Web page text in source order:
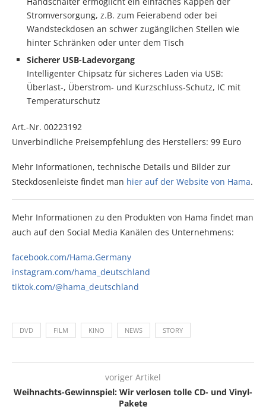
Stromversorgung, z.B. zum Feierabend oder bei
Wandsteckdosen an schwer zugänglichen Stellen wie
hinter Schränken oder unter dem Tisch
Sicherer USB-Ladevorgang
Intelligenter Chipsatz für sicheres Laden via USB:
Überlast-, Überstrom- und Kurzschluss-Schutz, IC mit
Temperaturschutz
Art.-Nr. 00223192
Unverbindliche Preisempfehlung des Herstellers: 99 Euro
Mehr Informationen, technische Details und Bilder zur
Steckdosenleiste findet man hier auf der Website von Hama.
Mehr Informationen zu den Produkten von Hama findet man
auch auf den Social Media Kanälen des Unternehmens:
facebook.com/Hama.Germany
instagram.com/hama_deutschland
tiktok.com/@hama_deutschland
DVD FILM KINO NEWS STORY
voriger Artikel
Weihnachts-Gewinnspiel: Wir verlosen tolle CD- und Vinyl-
Pakete